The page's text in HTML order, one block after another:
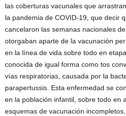
las coberturas vacunales que
la pandemia de COVID-19, que decir
cancelaron las semanas nacionales
otorgaban aparte de la vacunación
en la línea de vida sobre todo en
conocida de igual forma como tos
vías respiratorias, causada por la
parapertussis. Esta enfermedad se
en la población infantil, sobre todo en
esquemas de vacunación